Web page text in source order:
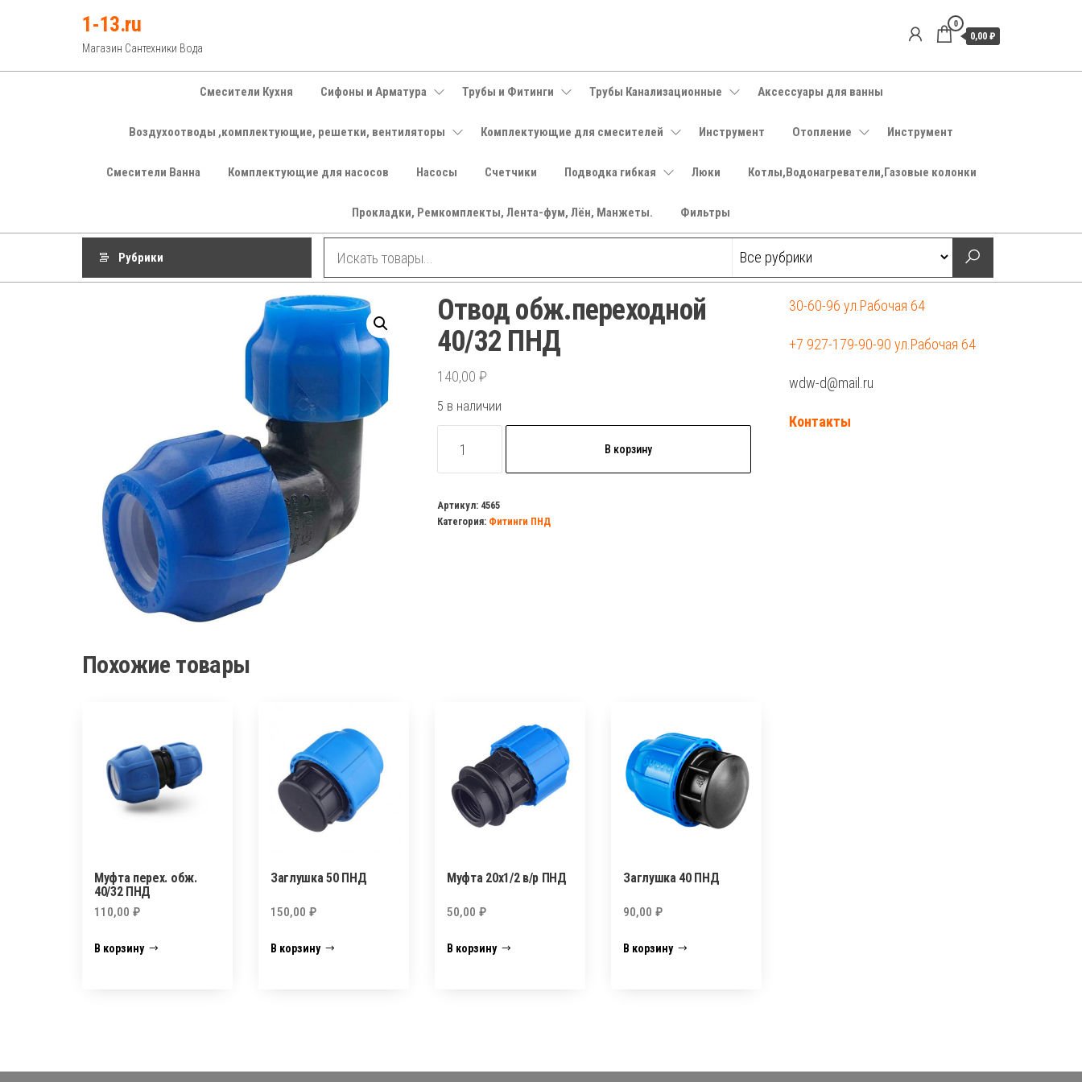
1-13.ru
Магазин Сантехники Вода
0
0,00 ₽
Смесители Кухня Сифоны и Арматура Трубы и Фитинги Трубы Канализационные Аксессуары для ванны
Воздухоотводы ,комплектующие, решетки, вентиляторы Комплектующие для смесителей Инструмент Отопление Инструмент
Смесители Ванна Комплектующие для насосов Насосы Счетчики Подводка гибкая Люки Котлы,Водонагреватели,Газовые колонки
Прокладки, Ремкомплекты, Лента-фум, Лён, Манжеты. Фильтры
Рубрики
Отвод обж.переходной
40/32 ПНД
140,00 ₽
5 в наличии
товара
обж.переходной
40/32
В корзину
Артикул: 4565
Категория: Фитинги ПНД
Похожие товары
Муфта перех. обж.
40/32 ПНД
110,00 ₽
В корзину
Заглушка 50 ПНД
150,00₽
В корзину
Муфта 20х1/2 в/р ПНД
50,00₽
В корзину
Заглушка 40 ПНД
90,00₽
В корзину
30-60-96 ул.Рабочая 64
+7 927-179-90-90 ул.Рабочая 64
wdw-d@mail.ru
Контакты